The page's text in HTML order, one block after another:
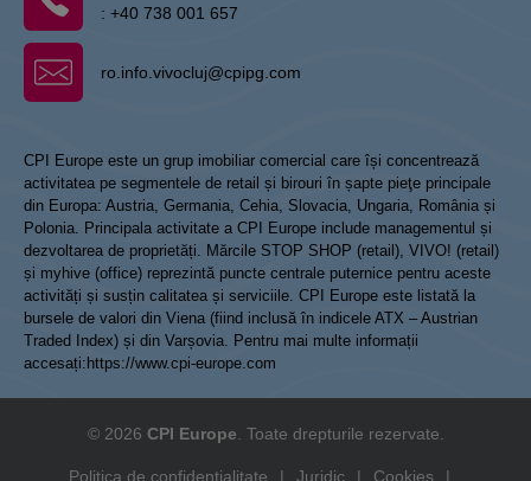
: +40 738 001 657
ro.info.vivocluj@cpipg.com
CPI Europe este un grup imobiliar comercial care își concentrează
activitatea pe segmentele de retail și birouri în șapte pieţe principale
din Europa: Austria, Germania, Cehia, Slovacia, Ungaria, România și
Polonia. Principala activitate a CPI Europe include managementul și
dezvoltarea de proprietăți. Mărcile STOP SHOP (retail), VIVO! (retail)
și myhive (office) reprezintă puncte centrale puternice pentru aceste
activități și susțin calitatea și serviciile. CPI Europe este listată la
bursele de valori din Viena (fiind inclusă în indicele ATX – Austrian
Traded Index) și din Varșovia. Pentru mai multe informații
accesați: https://www.cpi-europe.com
© 2026 CPI Europe . Toate drepturile rezervate.
Politica de confidențialitate | Juridic | Cookies |